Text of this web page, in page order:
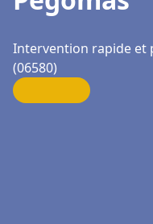
Intervention rapide et
(06580)